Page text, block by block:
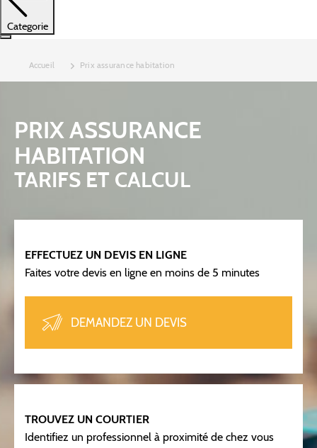
Categorie
Accueil Prix assurance habitation
PRIX ASSURANCE
HABITATION
TARIFS ET CALCUL
EFFECTUEZ UN DEVIS EN LIGNE
Faites votre devis en ligne en moins de 5 minutes
DEMANDEZ UN DEVIS
TROUVEZ UN COURTIER
Identifiez un professionnel à proximité de chez vous